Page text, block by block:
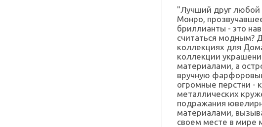
"Лучший друг любой
Монро,
бриллианты - это
считаться модным?
коллекциях для
коллекции
материалами, а
вручную
огромные перстни -
металлических
подражания
материалами,
своем месте в мире